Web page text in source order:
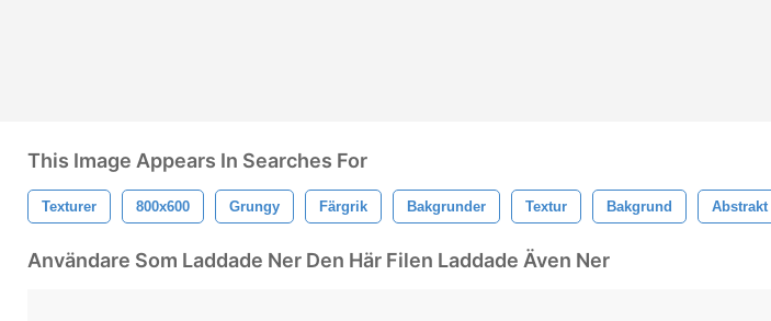
This Image Appears In Searches For
Texturer 800x600 Grungy Färgrik Bakgrunder Textur Bakgrund Abstrakt
Användare Som Laddade Ner Den Här Filen Laddade Även Ner